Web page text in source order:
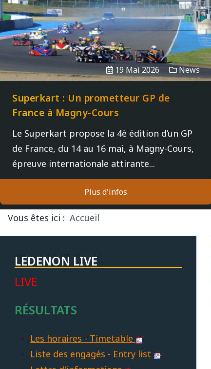
19 Mai 2026 News
Superkart : Un prometteur GP de
France à Magny-Cours
Le Superkart propose la 4è édition d’un GP
de France, du 14 au 16 mai, à Magny-Cours,
épreuve internationale attirante...
Plus d'infos
Vous êtes ici : Accueil
LEDENON LIVE
LIVE
RÉSULTATS
Les horaires - Timetable
Liste des engagés - Entry list
2009
2008
2007
2006
2004
2005
2004
NOGARO
PAU ARNOS
Vidéos/Youtube
Autres années